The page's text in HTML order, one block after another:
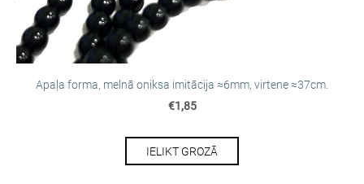
Apaļa forma, melnā oniksa imitācija ≈6mm, virtene ≈37cm.
€1,85
IELIKT GROZĀ